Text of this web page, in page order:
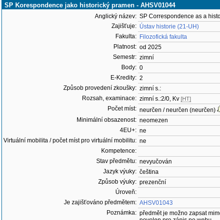
SP Korespondence jako historický pramen - AHSV01044
Anglický název: SP Correspondence as a
Zajišťuje: Ústav historie (21-UH)
Fakulta: Filozofická fakulta
Platnost: od 2025
Semestr: zimní
Body: 0
E-Kredity: 2
Způsob provedení zkoušky: zimní s.:
Rozsah, examinace: zimní s.:2/0, Kv [HT]
Počet míst: neurčen / neurčen (neurčen)
Minimální obsazenost: neomezen
4EU+: ne
Virtuální mobilita / počet míst pro virtuální mobilitu: ne
Kompetence:
Stav předmětu: nevyučován
Jazyk výuky: čeština
Způsob výuky: prezenční
Úroveň:
Je zajišťováno předmětem: AHSV01043
Poznámka: předmět je možno zapsat